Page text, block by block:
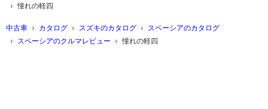
憧れの軽四
中古車 カタログ スズキのカタログ
スペーシアのカタログ
スペーシアのクルマレビュー
憧れの軽四